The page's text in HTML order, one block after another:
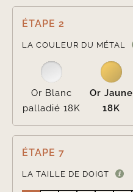
ÉTAPE 2
LA COULEUR DU MÉTAL
Or Blanc
palladié 18K
Or Jaune
18K
ÉTAPE 7
LA TAILLE DE DOIGT